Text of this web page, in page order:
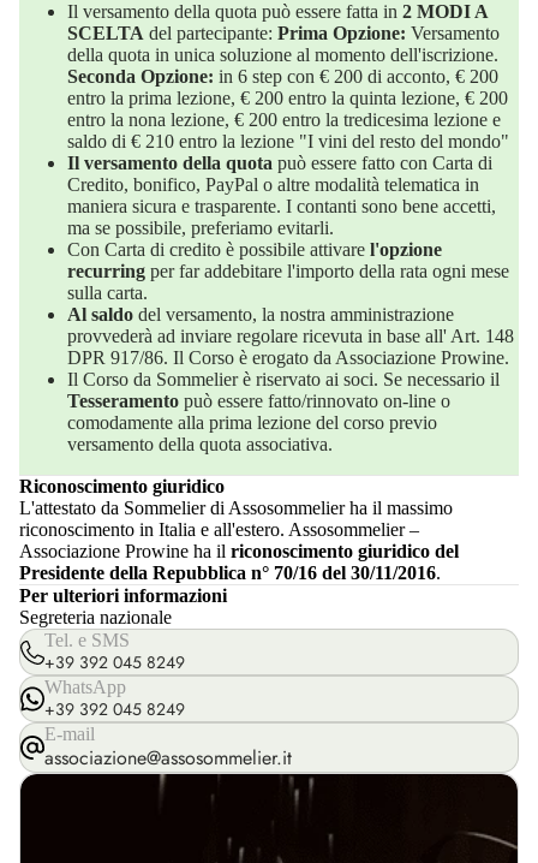
Il versamento della quota può essere fatta in 2 MODI A
SCELTA del partecipante: Prima Opzione: Versamento
della quota in unica soluzione al momento dell'iscrizione.
Seconda Opzione: in 6 step con € 200 di acconto, € 200
entro la prima lezione, € 200 entro la quinta lezione, € 200
entro la nona lezione, € 200 entro la tredicesima lezione e
saldo di € 210 entro la lezione "I vini del resto del mondo"
Il versamento della quota può essere fatto con Carta di
Credito, bonifico, PayPal o altre modalità telematica in
maniera sicura e trasparente. I contanti sono bene accetti,
ma se possibile, preferiamo evitarli.
Con Carta di credito è possibile attivare l'opzione
recurring per far addebitare l'importo della rata ogni mese
sulla carta.
Al saldo del versamento, la nostra amministrazione
provvederà ad inviare regolare ricevuta in base all' Art. 148
DPR 917/86. Il Corso è erogato da Associazione Prowine.
Il Corso da Sommelier è riservato ai soci. Se necessario il
Tesseramento può essere fatto/rinnovato on-line o
comodamente alla prima lezione del corso previo
versamento della quota associativa.
Riconoscimento giuridico
L'attestato da Sommelier di Assosommelier ha il massimo
riconoscimento in Italia e all'estero. Assosommelier –
Associazione Prowine ha il riconoscimento giuridico del
Presidente della Repubblica n° 70/16 del 30/11/2016.
Per ulteriori informazioni
Segreteria nazionale
Tel. e SMS
+39 392 045 8249
WhatsApp
+39 392 045 8249
E-mail
associazione@assosommelier.it